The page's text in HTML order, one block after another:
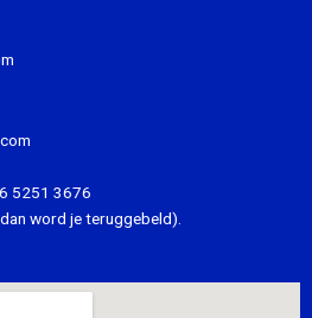
5251 3676
word je teruggebeld).